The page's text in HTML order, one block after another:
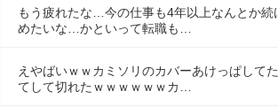
もう疲れたな…今の仕事も4年以上なんとか続
めたいな…かといって転職も…
えやばいｗｗカミソリのカバーあけっぱして
てして切れたｗｗｗｗｗｗカ…